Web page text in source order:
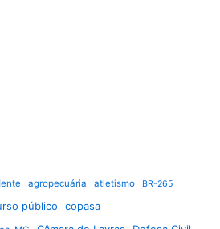
agropecuária atletismo BR-265
público
copasa